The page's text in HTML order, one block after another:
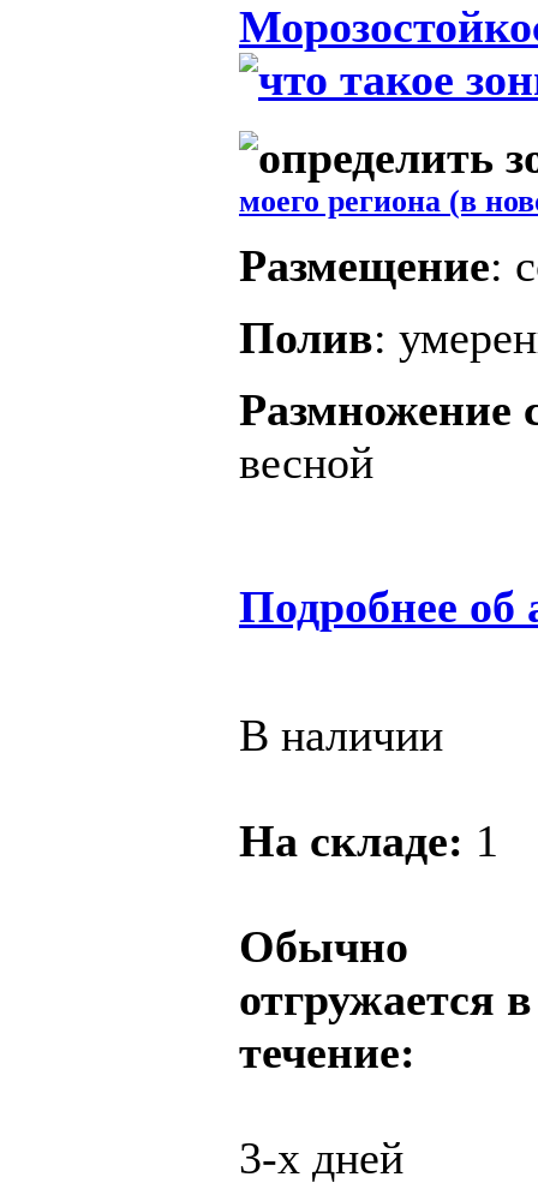
моего региона (в
Размещение:
Полив:
Размножение
весной
Подробнее об
В наличии
На складе: 1
Обычно
отгружается в
течение:
3-х дней